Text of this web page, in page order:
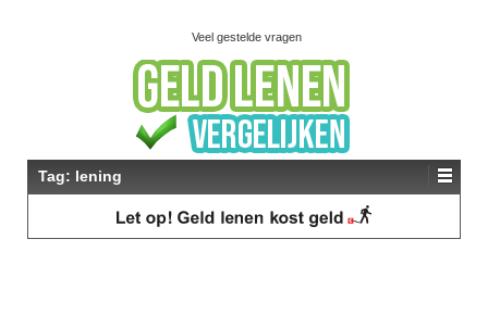
Veel gestelde vragen
Tag: lening